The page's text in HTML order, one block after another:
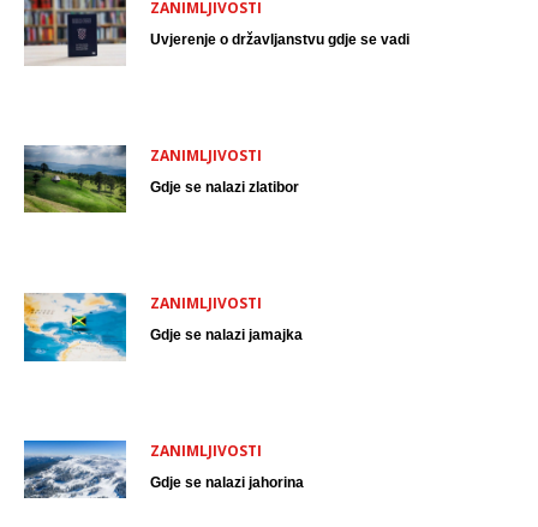
ZANIMLJIVOSTI
Uvjerenje o državljanstvu gdje se vadi
ZANIMLJIVOSTI
Gdje se nalazi zlatibor
ZANIMLJIVOSTI
Gdje se nalazi jamajka
ZANIMLJIVOSTI
Gdje se nalazi jahorina